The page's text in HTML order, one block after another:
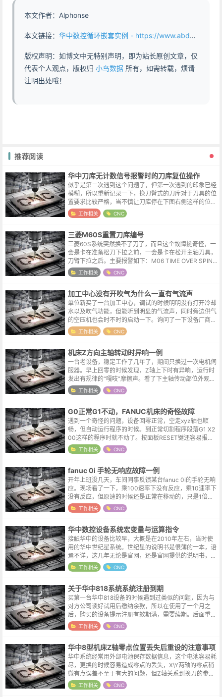
本文作者：Alphonse
本文链接： 华中数控循环嵌套实例 - https://www.abddb.com/huazhong_loop_nest_example.html
版权声明：如博文中无特别声明，即为站长原创文章，仅
代表个人观点，版权归 小鸟数据 所有，如需转载，烦请
注明出处哦！
推荐阅读
华中刀库无计数信号报警时的刀库复位操作
似乎是第二次遇到这个问题了，但第一次遇到的印象已经
模糊，所以重新记录一下，换刀臂式的刀库对于刀具的位
置要求比较严格，当不慎让刀库停在下图右侧这样的位置
时，就会出发无计数信号报警。报警号大概是G3018，不
确定记忆是否准确。解决的方法也...
工作相关 CNC
三菱M60S重置刀库编号
三菱60S系统突然换不了刀了，而且这个故障挺奇怪，一
会是卡在准备松刀下拉之前，一会是卡在松开主轴刀具，
刀臂下拉之后。主要报警如下：M06 TIME OVER SPIND
LE NOT ORIENTATIONM06超时这是结果而不是原
因，...
工作相关 CNC
加工中心没有开吹气为什么一直有气流声
单位新买了一台加工中心，调试的时候明明没有打开冷却
水以及吹气功能，但能听到明显的气流声，同时旁边供气
的空压机也会时不时的启动一下。询问了一下设备厂商，
说这是主轴气幕，我说怎么拿手在外部摸了一遍，也没感
觉哪里漏气呢。关于主轴气幕主轴气幕...
工作相关 CNC
机床Z方向主轴转动时异响一例
一台老设备，稳定工作了几年了，期间只换过一次电机伺
服器。早上回零的时候发现，Z轴上下时有异响，运行时
发出有规律的“嘎吱”摩擦声。看了下主轴传动部位外观，
发现因为油路不通，传动部位的链条与导轨基本都是干
的，尝试润滑加油，但异响的状况并没...
工作相关 CNC
G0正常G1不动，FANUC机床的奇怪故障
遇到一个奇怪的问题，设备回零正常，空走xyz轴也顺
畅，但自动运行程序的时候。到正常切割程序段落G1 X2
00这样的程序时就不动了。按面板RESET键还容易报出
一个9073错误。9073 (SPN1 S-SPINDLE ERROR AL...
工作相关 CNC
fanuc 0i 手轮无响应故障一例
开年上班没几天，车间同事反馈某台fanuc 0i的手轮无响
应。现场看了一下，乘100速率下没有反应，乘10速率下
没有反应，但原速的时候还是正常在移动的，只是1倍速
率的运动肉眼机会识别不出来，只能找一个参照物多转几
圈就可以看出来明显的位...
工作相关 CNC
华中数控设备系统宏变量与运算指令
接触华中的设备比较早，大概是在2010年左右，当时使
用的华中世纪星系统。世纪星的说明书是很薄的一本，语
焉不详，这几年无论是官网，还是官网提供的说明书，都
完善了很多，华中的进步也是国内数控设备与系统发展的
一个缩影。在华中系统的程序中，某...
工作相关 CNC
关于华中818系统系统注册到期
买第一台华中818设备的时候遇到过类似的问题，因为与
对方公司谈好试用后缴纳余款，所以在使用了一个月之
后，购买的设备提示注册有效期满，需要续期。后面重新
购买的时候觉得质量较好，所以都是全款结算，这台设备
运到的时候还特地和采购确认了一下，...
工作相关 CNC
华中8型机床Z轴零点位置丢失后重设的注意事项
华中系统经常用外部电池保存数据信息，这个电池容易耗
尽，更换的时候容易造成零点的丢失，X\Y两轴的零点稍
微有点误差不至于有大的问题，但Z轴关系到换刀的参考
位置，当零点被重新设置后，这个参考位置也需要做出相
应的修改。在系统参数设置中，这个...
工作相关 CNC